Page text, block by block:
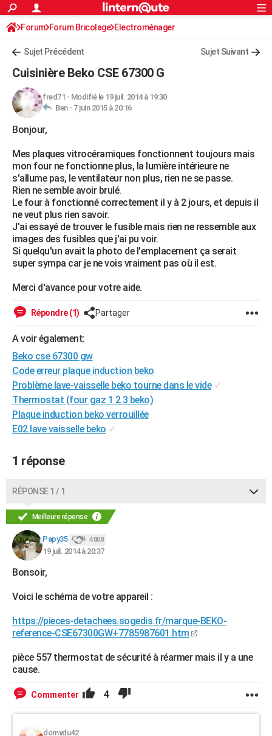
ACTUALITÉS
Politique
Société
Faits Divers
Education
Monde
Villes
+
FINANCE
Retraite
Impôts
Epargne
Immobilier
Risques naturels par ville
Banque
Assurance
Crédit
AUTO
Essais
Réserver un essai
Citadines
Berlines
SUV
Forum auto
+HIGH-TECH
Mobiles
Meilleur smartphone
Internet
Ordinateurs
Jeux vidéo
Guide high-tech
+BRICOLAGE
Forum
Aménagement intérieur
Extérieur
Cuisine
Salle de bains
Jardinage
Rangement
WEEK-END
Guides de France
Escapades
Patrimoine
Expositions
Week-end nature
LIFESTYLE
Art de vivre
Bien-être
Loisirs
ModeModes de vie
SANTE
Alimentation
Guide de la santé
Maladies
Médicaments
Sommeil
VOYAGE
Destinations
City break
Voyage nature
Voyage de noces
Forum
Climat
+PHOTO
GUIDES D'ACHAT
BONS PLANS
CARTE DE VOEUX
Carte de Noël
Carte Bonne année
Carte Saint-Valentin
Carte Pâques
Carte d'anniversaire
DICTIONNAIRE
Dictionnaire
Biographies
Citations
Expressions
Proverbes
PROGRAMME TV
COPAINS D'AVANT
S'inscrire
Se connecter
Lycées
Collèges
Primaires
Universités
Entreprises
Service militaire
Avis de recherche
AVIS DE DÉCÈS
S'inscrire
Connexion
Forum Forum Bricolage Electroménager
Sujet Précédent Sujet Suivant
Cuisinière Beko CSE 67300 G
fred71 - Modifié le 19 juil. 2014 à 19:30
Ben - 7 juin 2015 à 20:16
Bonjour,
Mes plaques vitrocéramiques fonctionnent toujours mais
mon four ne fonctionne plus, la lumière intérieure ne
s'allume pas, le ventilateur non plus, rien ne se passe.
Rien ne semble avoir brulé.
Le four à fonctionné correctement il y à 2 jours, et depuis il
ne veut plus rien savoir.
J'ai essayé de trouver le fusible mais rien ne ressemble aux
images des fusibles que j'ai pu voir.
Si quelqu'un avait la photo de l'emplacement ça serait
super sympa car je ne vois vraiment pas où il est.
Merci d'avance pour votre aide.
Répondre (1) Partager
A voir également:
Beko cse 67300 gw
Code erreur plaque induction beko
Problème lave-vaisselle beko tourne dans le vide ✓
Thermostat (four gaz 1 2 3 beko)
Plaque induction beko verrouillée
E02 lave vaisselle beko ✓
1 réponse
RÉPONSE 1 / 1
Meilleure réponse
Papy35 4 808
19 juil. 2014 à 20:37
Bonsoir,
Voici le schéma de votre appareil :
https://pieces-detachees.sogedis.fr/marque-BEKO-
reference-CSE67300GW+7785987601.htm
pièce 557 thermostat de sécurité à réarmer mais il y a une
cause.
Commenter 4
domydu42